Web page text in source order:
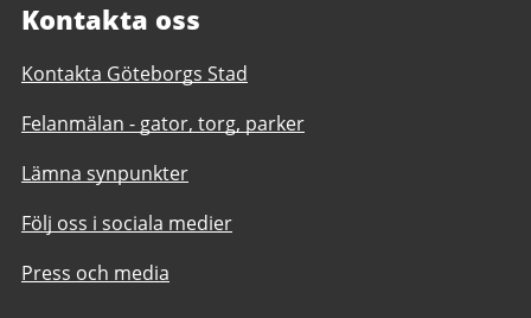
Kontakta oss
Kontakta Göteborgs Stad
Felanmälan - gator, torg, parker
Lämna synpunkter
Följ oss i sociala medier
Press och media